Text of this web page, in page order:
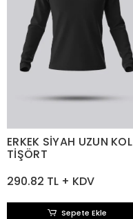
ERKEK SİYAH UZUN KOL
TİŞÖRT
290.82 TL + KDV
Sepete Ekle